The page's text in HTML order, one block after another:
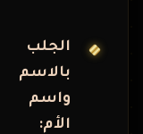
الجلب
بالاسم
واسم
الأم: